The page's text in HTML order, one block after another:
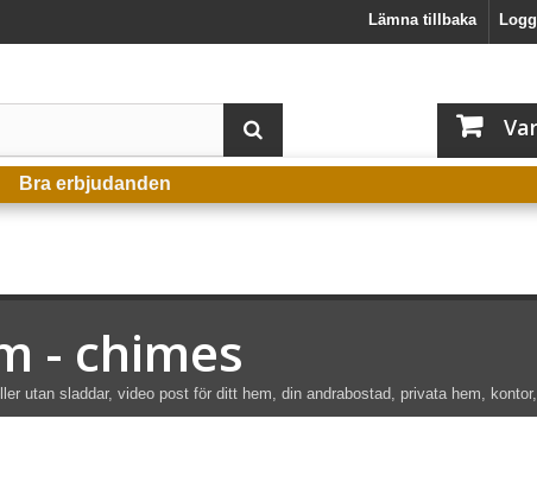
Lämna tillbaka
Bra erbjudanden
- chimes
utan sladdar, video post för ditt hem, din andrabostad, privata hem,